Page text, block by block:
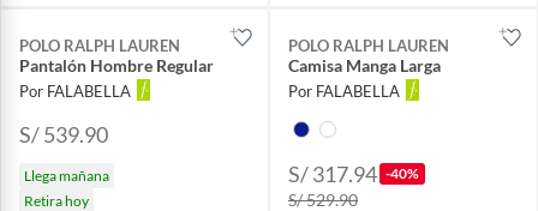
POLO RALPH LAUREN
Pantalón Hombre Regular
Por FALABELLA
S/ 539.90
Llega mañana
Retira hoy
POLO RALPH LAUREN
Camisa Manga Larga
Por FALABELLA
S/ 317.94 -40%
S/ 529.90